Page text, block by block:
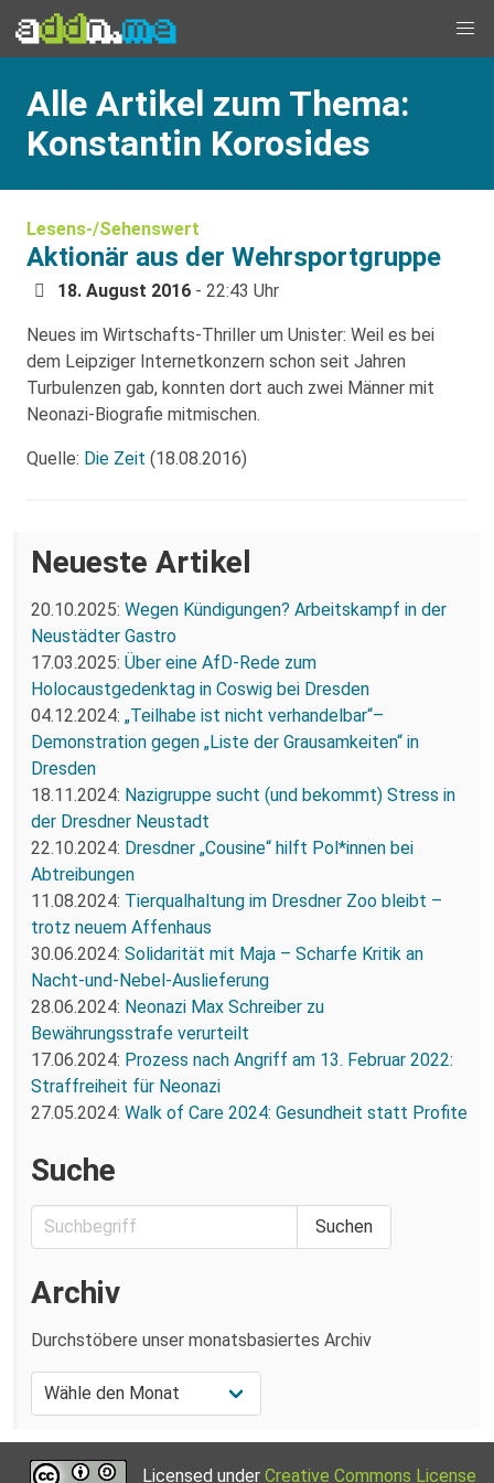
Alle Artikel zum Thema:
Konstantin Korosides
Lesens-/Sehenswert
Aktionär aus der Wehrsportgruppe
18. August 2016 - 22:43 Uhr
Neues im Wirtschafts-Thriller um Unister: Weil es bei
dem Leipziger Internetkonzern schon seit Jahren
Turbulenzen gab, konnten dort auch zwei Männer mit
Neonazi-Biografie mitmischen.
Quelle: Die Zeit (18.08.2016)
Neueste Artikel
20.10.2025: Wegen Kündigungen? Arbeitskampf in der
Neustädter Gastro
17.03.2025: Über eine AfD-Rede zum
Holocaustgedenktag in Coswig bei Dresden
04.12.2024: „Teilhabe ist nicht verhandelbar“–
Demonstration gegen „Liste der Grausamkeiten“ in
Dresden
18.11.2024: Nazigruppe sucht (und bekommt) Stress in
der Dresdner Neustadt
22.10.2024: Dresdner „Cousine“ hilft Pol*innen bei
Abtreibungen
11.08.2024: Tierqualhaltung im Dresdner Zoo bleibt –
trotz neuem Affenhaus
30.06.2024: Solidarität mit Maja – Scharfe Kritik an
Nacht-und-Nebel-Auslieferung
28.06.2024: Neonazi Max Schreiber zu
Bewährungsstrafe verurteilt
17.06.2024: Prozess nach Angriff am 13. Februar 2022:
Straffreiheit für Neonazi
27.05.2024: Walk of Care 2024: Gesundheit statt Profite
Suche
Archiv
Durchstöbere unser monatsbasiertes Archiv
Licensed under Creative Commons License